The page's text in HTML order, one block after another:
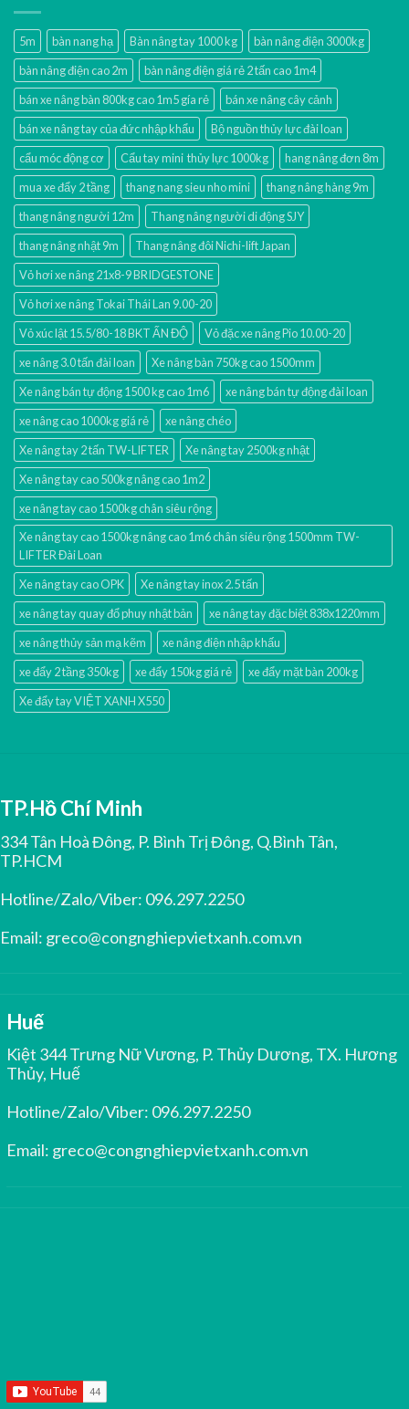
5m bàn nang hạ Bàn nâng tay 1000 kg
bàn nâng điện 3000kg
bàn nâng điện cao 2m
bàn nâng điện giá rẻ 2 tấn cao 1m4
bán xe nâng bàn 800kg cao 1m5 gía rẻ
bán xe nâng cây cảnh
bán xe nâng tay của đức nhập khẩu
Bộ nguồn thủy lực đài loan
cẩu móc động cơ
Cẩu tay mini thủy lực 1000kg
hang nâng đơn 8m
mua xe đẩy 2 tầng
thang nang sieu nho mini
thang nâng hàng 9m
thang nâng người 12m
Thang nâng người di động SJY
thang nâng nhật 9m
Thang nâng đôi Nichi-lift Japan
Vỏ hơi xe nâng 21x8-9 BRIDGESTONE
Vỏ hơi xe nâng Tokai Thái Lan 9.00-20
Vỏ xúc lật 15.5/80-18 BKT ẤN ĐỘ
Vỏ đặc xe nâng Pio 10.00-20
xe nâng 3.0 tấn đài loan
Xe nâng bàn 750kg cao 1500mm
Xe nâng bán tự động 1500 kg cao 1m6
xe nâng bán tự động đài loan
xe nâng cao 1000kg giá rẻ
xe nâng chéo
Xe nâng tay 2 tấn TW-LIFTER
Xe nâng tay 2500kg nhật
Xe nâng tay cao 500kg nâng cao 1m2
xe nâng tay cao 1500kg chân siêu rộng
Xe nâng tay cao 1500kg nâng cao 1m6 chân siêu rộng 1500mm TW-
LIFTER Đài Loan
Xe nâng tay cao OPK
Xe nâng tay inox 2.5 tấn
xe nâng tay quay đổ phuy nhật bản
xe nâng tay đặc biệt 838x1220mm
xe nâng thủy sản mạ kẽm
xe nâng điện nhập khấu
xe đẩy 2 tầng 350kg
xe đẩy 150kg giá rẻ
xe đẩy mặt bàn 200kg
Xe đẩy tay VIỆT XANH X550
TP.Hồ Chí Minh
334 Tân Hoà Đông, P. Bình Trị Đông, Q.Bình Tân,
TP.HCM
Hotline/Zalo/Viber: 096.297.2250
Email: greco@congnghiepvietxanh.com.vn
Huế
Kiệt 344 Trưng Nữ Vương, P. Thủy Dương, TX. Hương
Thủy, Huế
Hotline/Zalo/Viber: 096.297.2250
Email: greco@congnghiepvietxanh.com.vn